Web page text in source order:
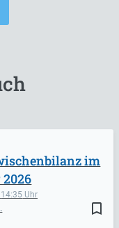
bookmark_border
14:35
im